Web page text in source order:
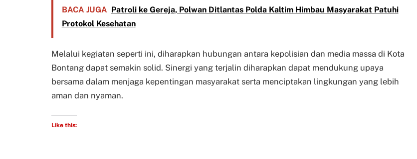
BACA JUGA Patroli ke Gereja, Polwan Ditlantas Polda Kaltim Himbau Masyarakat Patuhi
Protokol Kesehatan
Melalui kegiatan seperti ini, diharapkan hubungan antara kepolisian dan media massa di Kota
Bontang dapat semakin solid. Sinergi yang terjalin diharapkan dapat mendukung upaya
bersama dalam menjaga kepentingan masyarakat serta menciptakan lingkungan yang lebih
aman dan nyaman.
Like this: